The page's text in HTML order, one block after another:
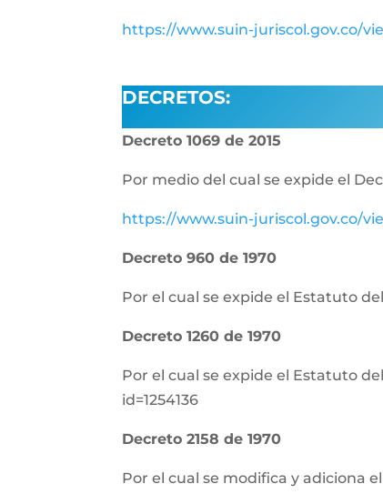
https://www.suin-juriscol.gov.co/
DECRETOS:
Decreto 1069 de 2015
Por medio del cual se expide el
https://www.suin-juriscol.gov.co/
Decreto 960 de 1970
Por el cual se expide el Estatuto
Decreto 1260 de 1970
Por el cual se expide el Estatuto
id=1254136
Decreto 2158 de 1970
Por el cual se modifica y adiciona